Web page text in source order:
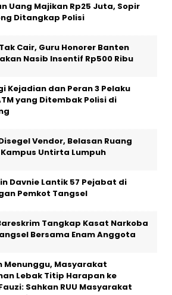
Uang Majikan Rp25 Juta, Sopir
Ditangkap Polisi
Cair, Guru Honorer Banten
Nasib Insentif Rp500 Ribu
Kejadian dan Peran 3 Pelaku
yang Ditembak Polisi di
Vendor, Belasan Ruang
Untirta Lumpuh
Davnie Lantik 57 Pejabat di
Pemkot Tangsel
Tangkap Kasat Narkoba
Bersama Enam Anggota
Menunggu, Masyarakat
Lebak Titip Harapan ke
Sahkan RUU Masyarakat